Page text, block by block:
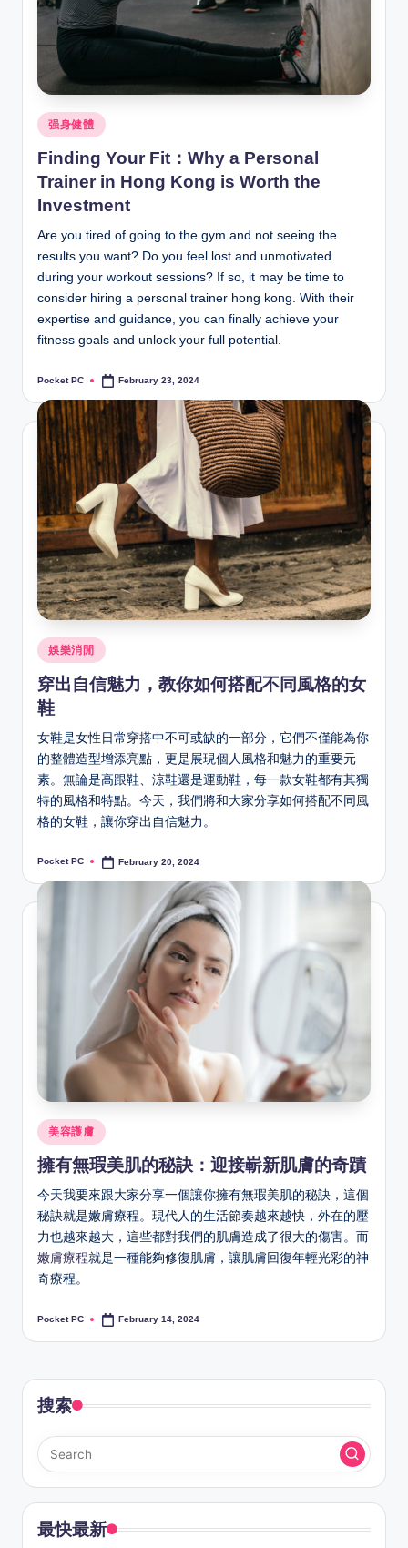
Posted
in
强身健體
Finding Your Fit：Why a Personal
Trainer in Hong Kong is Worth the
Investment
Are you tired of going to the gym and not seeing the
results you want? Do you feel lost and unmotivated
during your workout sessions? If so, it may be time to
consider hiring a personal trainer hong kong. With their
expertise and guidance, you can finally achieve your
fitness goals and unlock your full potential.
Posted
Pocket PC February 23, 2024
Posted
in
娛樂消閒
穿出自信魅力，教你如何搭配不同風格的女
鞋
女鞋是女性日常穿搭中不可或缺的一部分，它們不僅能為你
的整體造型增添亮點，更是展現個人風格和魅力的重要元
素。無論是高跟鞋、涼鞋還是運動鞋，每一款女鞋都有其獨
特的風格和特點。今天，我們將和大家分享如何搭配不同風
格的女鞋，讓你穿出自信魅力。
Posted
Pocket PC February 20, 2024
Posted
in
美容護膚
擁有無瑕美肌的秘訣：迎接嶄新肌膚的奇蹟
今天我要來跟大家分享一個讓你擁有無瑕美肌的秘訣，這個
秘訣就是嫩膚療程。現代人的生活節奏越來越快，外在的壓
力也越來越大，這些都對我們的肌膚造成了很大的傷害。而
嫩膚療程就是一種能夠修復肌膚，讓肌膚回復年輕光彩的神
奇療程。
Posted
Pocket PC February 14, 2024
搜索
最快最新